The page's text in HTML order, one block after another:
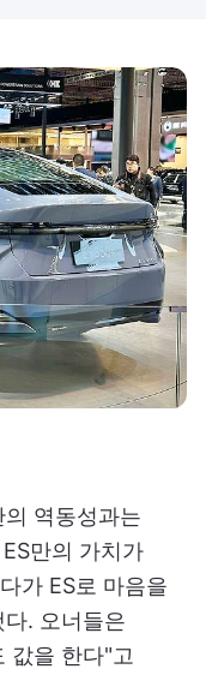
역동성과는
만의 가치가
가 ES로 마음을
. 오너들은
값을 한다"고